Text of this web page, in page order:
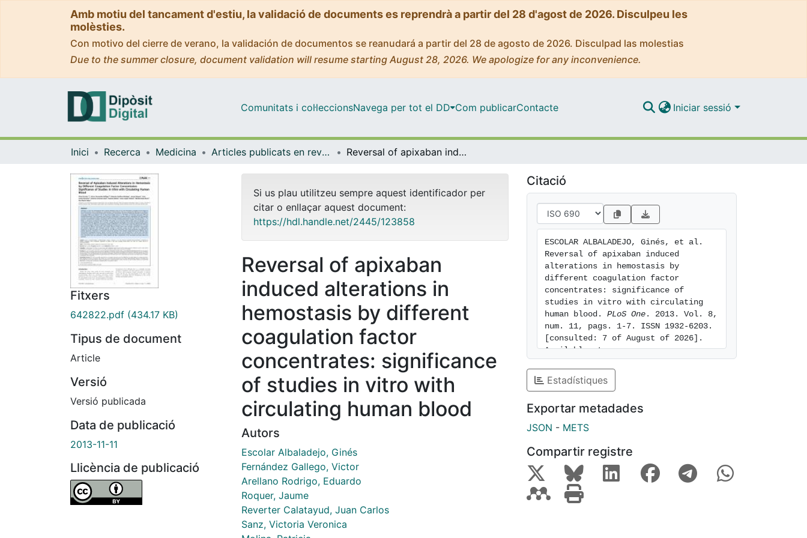
Amb motiu del tancament d'estiu, la validació de documents es reprendrà a partir del 28 d'agost de 2026. Disculpeu les
molèsties.
Con motivo del cierre de verano, la validación de documentos se reanudará a partir del 28 de agosto de 2026. Disculpad las molestias
Due to the summer closure, document validation will resume starting August 28, 2026. We apologize for any inconvenience.
Comunitats i col·leccionsNavega per tot el DD Com publicarContacte Iniciar sessió
Inici Recerca Medicina Articles publicats en revistes (Medicina) Reversal of apixaban induced alterations in hemostasis by different coagulation factor concentrates: significance of studies in vitro with circulating human blood
Fitxers
642822.pdf (434.17 KB)
Tipus de document
Article
Versió
Versió publicada
Data de publicació
2013-11-11
Llicència de publicació
Si us plau utilitzeu sempre aquest identificador per
citar o enllaçar aquest document:
https://hdl.handle.net/2445/123858
Reversal of apixaban
induced alterations in
hemostasis by different
coagulation factor
concentrates: significance
of studies in vitro with
circulating human blood
Autors
Escolar Albaladejo, Ginés
Fernández Gallego, Victor
Arellano Rodrigo, Eduardo
Roquer, Jaume
Reverter Calatayud, Juan Carlos
Sanz, Victoria Veronica
Citació
ESCOLAR ALBALADEJO, Ginés, et al.
Reversal of apixaban induced
alterations in hemostasis by
different coagulation factor
concentrates: significance of
studies in vitro with circulating
human blood. PLoS One . 2013. Vol. 8,
num. 11, pags. 1-7. ISSN 1932-6203.
[consulted: 7 of August of 2026].
Available at:
Estadístiques
Exportar metadades
JSON - METS
Compartir registre